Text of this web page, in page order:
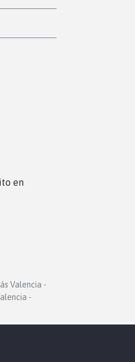
en
Valencia -
-